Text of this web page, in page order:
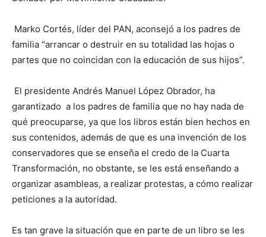
Marko Cortés, líder del PAN, aconsejó a los padres de
familia “arrancar o destruir en su totalidad las hojas o
partes que no coincidan con la educación de sus hijos”.
El presidente Andrés Manuel López Obrador, ha
garantizado a los padres de familia que no hay nada de
qué preocuparse, ya que los libros están bien hechos en
sus contenidos, además de que es una invención de los
conservadores que se enseña el credo de la Cuarta
Transformación, no obstante, se les está enseñando a
organizar asambleas, a realizar protestas, a cómo realizar
peticiones a la autoridad.
Es tan grave la situación que en parte de un libro se les